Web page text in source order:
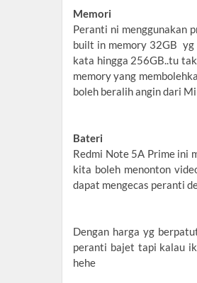
Memori
Peranti ni menggunakan
built in memory 32GB yg
kata hingga 256GB..tu
memory yang
boleh beralih angin dari Mi
Bateri
Redmi Note 5A Prime ini
kita boleh menonton
dapat mengecas peranti
Dengan harga yg
peranti bajet tapi kalau
hehe